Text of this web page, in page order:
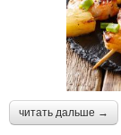
читать дальше →